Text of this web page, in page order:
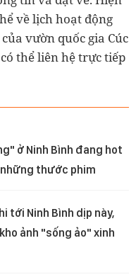
về lịch hoạt động
vườn quốc gia Cúc
thể liên hệ trực tiếp
ở Ninh Bình đang hot
thước phim
tới Ninh Bình dịp này,
ảnh "sống ảo" xinh